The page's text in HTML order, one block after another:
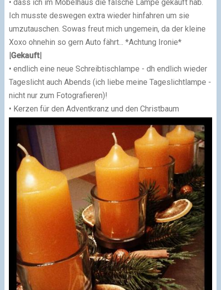
• dass ich im Möbelhaus die falsche Lampe gekauft hab.
Ich musste deswegen extra wieder hinfahren um sie
umzutauschen. Sowas freut mich ungemein, da der kleine
Xoxo ohnehin so gern Auto fährt... *Achtung Ironie*
|Gekauft|
• endlich eine neue Schreibtischlampe - dh endlich wieder
Tageslicht auch Abends (ich liebe meine Tageslichtlampe -
nicht nur zum Fotografieren)!
• Kerzen für den Adventkranz und den Christbaum